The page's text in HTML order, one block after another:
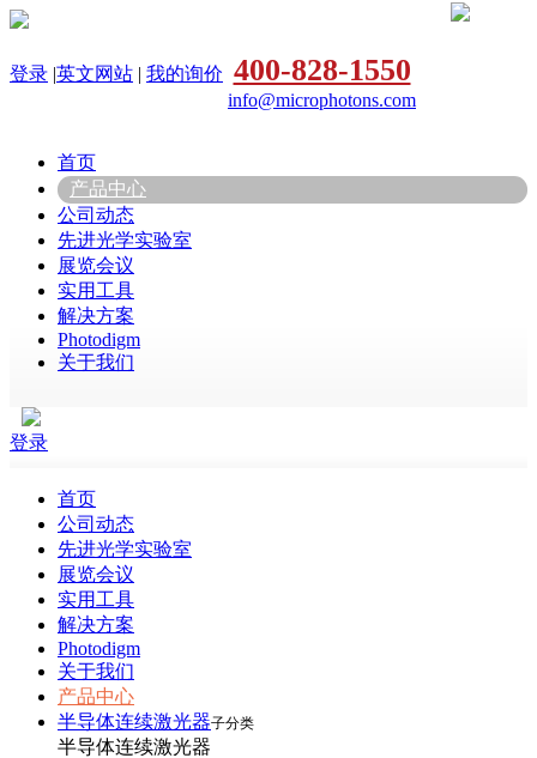
登录 |英文网站 | 我的询价 400-828-1550
info@microphotons.com
首页
产品中心
公司动态
先进光学实验室
展览会议
实用工具
解决方案
Photodigm
关于我们
登录
首页
公司动态
先进光学实验室
展览会议
实用工具
解决方案
Photodigm
关于我们
产品中心
半导体连续激光器子分类
半导体连续激光器